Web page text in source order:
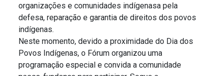
organizações e comunidades indígenasa pela
defesa, reparação e garantia de direitos dos povos
indígenas.
Neste momento, devido a proximidade do Dia dos
Povos Indígenas, o Fórum organizou uma
programação especial e convida a comunidade